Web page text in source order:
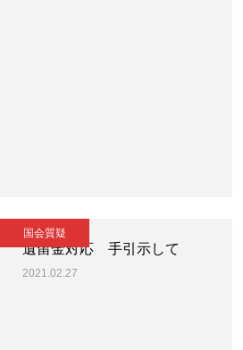
国会質疑
遺留金対応 手引示して
2021.02.27